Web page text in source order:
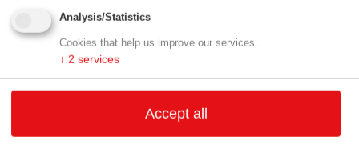
warnen Glukosealarme, wenn die festgelegten Grenzwerte
tatsächlich über- oder unterschritten werden. Das gibt
ihnen mehr Sicherheit im Alltag und unterstützt ein
selbstbestimmteres Diabetes-Management.
„Das Management des Glukosespiegels ist eine
fortlaufende und komplexe Herausforderung für Menschen
Analysis/Statistics
Cookies that help us improve our services.
↓ 2 services
Accept all